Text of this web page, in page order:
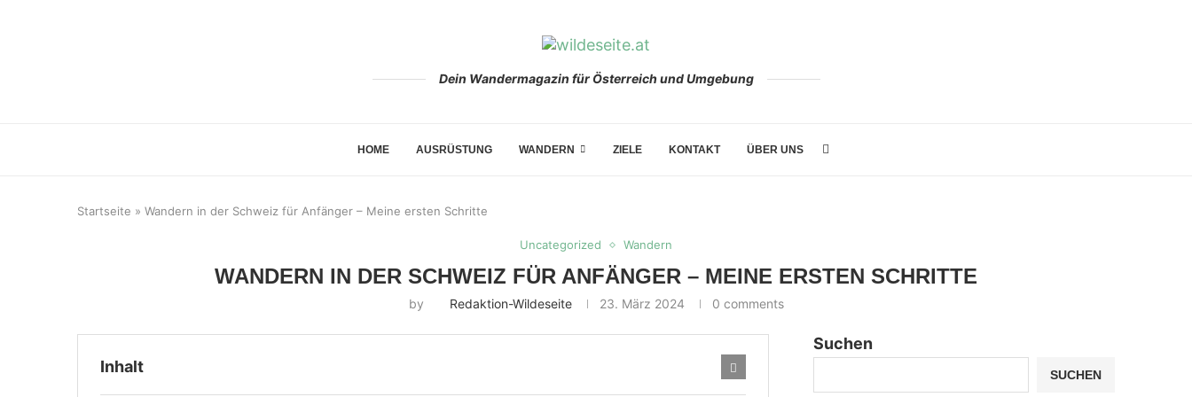
Dein Wandermagazin für Österreich und Umgebung
HOME AUSRÜSTUNG WANDERN ZIELE KONTAKT ÜBER UNS
Startseite » Wandern in der Schweiz für Anfänger – Meine ersten Schritte
Uncategorized Wandern
WANDERN IN DER SCHWEIZ FÜR ANFÄNGER – MEINE ERSTEN SCHRITTE
by Redaktion-Wildeseite 23. März 2024 0 comments
Inhalt
Suchen
SUCHEN